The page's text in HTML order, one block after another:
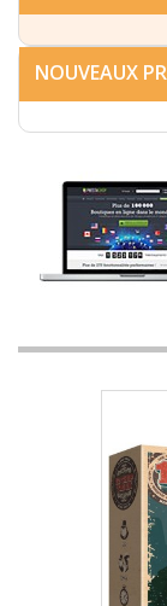
NOUVEAUX